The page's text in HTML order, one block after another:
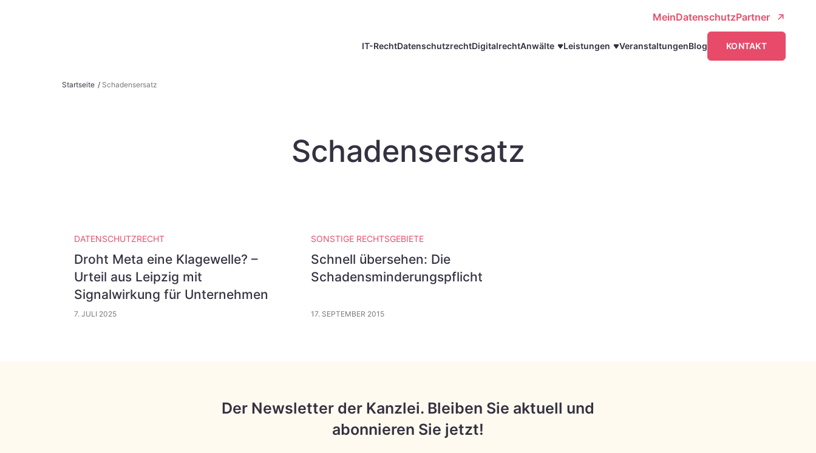
MeinDatenschutzPartner
IT-RechtDatenschutzrechtDigitalrechtAnwälte Leistungen VeranstaltungenBlog KONTAKT
Startseite / Schadensersatz
Schadensersatz
DATENSCHUTZRECHT
Droht Meta eine Klagewelle? –
Urteil aus Leipzig mit
Signalwirkung für Unternehmen
7. JULI 2025
SONSTIGE RECHTSGEBIETE
Schnell übersehen: Die
Schadensminderungspflicht
17. SEPTEMBER 2015
Der Newsletter der Kanzlei. Bleiben Sie aktuell und
abonnieren Sie jetzt!